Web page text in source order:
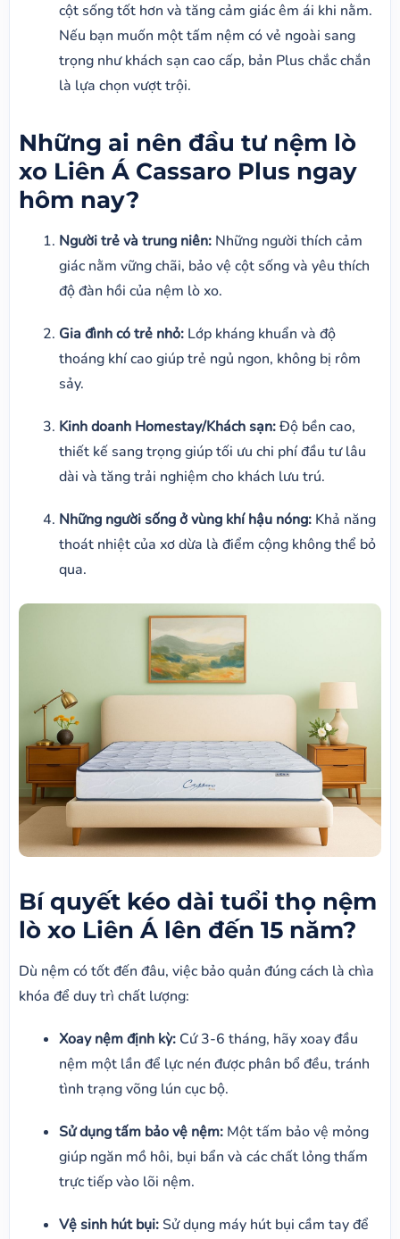
cột sống tốt hơn và tăng cảm giác êm ái khi nằm.
Nếu bạn muốn một tấm nệm có vẻ ngoài sang
trọng như khách sạn cao cấp, bản Plus chắc chắn
là lựa chọn vượt trội.
Những ai nên đầu tư nệm lò
xo Liên Á Cassaro Plus ngay
hôm nay?
Người trẻ và trung niên:Những người thích cảm
giác nằm vững chãi, bảo vệ cột sống và yêu thích
độ đàn hồi của nệm lò xo.
Gia đình có trẻ nhỏ:Lớp kháng khuẩn và độ
thoáng khí cao giúp trẻ ngủ ngon, không bị rôm
sảy.
Kinh doanh Homestay/Khách sạn:Độ bền cao,
thiết kế sang trọng giúp tối ưu chi phí đầu tư lâu
dài và tăng trải nghiệm cho khách lưu trú.
Những người sống ở vùng khí hậu nóng:Khả năng
thoát nhiệt của xơ dừa là điểm cộng không thể bỏ
qua.
Bí quyết kéo dài tuổi thọ nệm
lò xo Liên Á lên đến 15 năm?
Dù nệm có tốt đến đâu, việc bảo quản đúng cách là chìa
khóa để duy trì chất lượng:
Xoay nệm định kỳ:Cứ 3-6 tháng, hãy xoay đầu
nệm một lần để lực nén được phân bổ đều, tránh
tình trạng võng lún cục bộ.
Sử dụng tấm bảo vệ nệm:Một tấm bảo vệ mỏng
giúp ngăn mồ hôi, bụi bẩn và các chất lỏng thấm
trực tiếp vào lõi nệm.
Vệ sinh hút bụi:Sử dụng máy hút bụi cầm tay để